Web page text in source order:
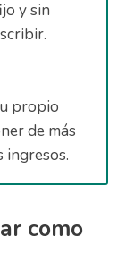
y sin
propio
de más
ingresos.
como